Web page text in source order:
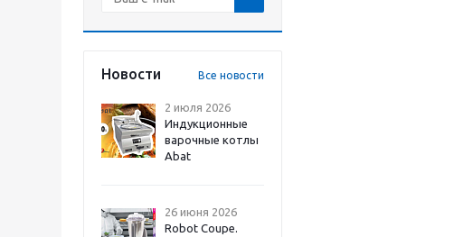
Новости Все новости
2 июля 2026
Индукционные
варочные котлы
Abat
26 июня 2026
Robot Coupe.